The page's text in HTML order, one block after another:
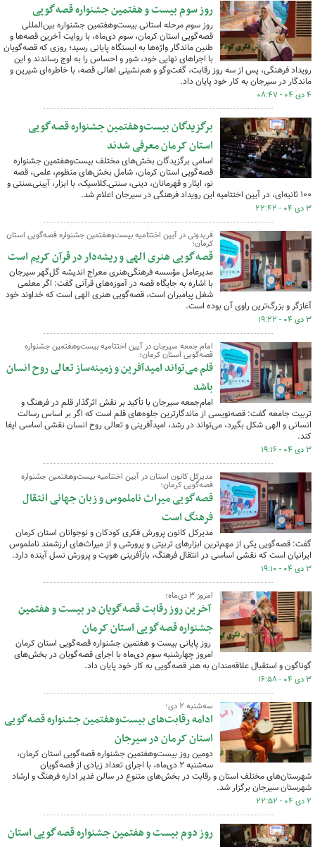
روز سوم بیست و هفتمین جشنواره قصه‌گویی
روز سوم مرحله استانی بیست‌وهفتمین جشنواره بین‌المللی
قصه‌گویی استان کرمان، سوم دی‌ماه، با روایت آخرین قصه‌ها و
طنین ماندگار واژه‌ها به ایستگاه پایانی رسید؛ روزی که قصه‌گویان
با اجراهای نهایی خود، شور و احساس را به اوج رساندند و این
رویداد فرهنگی، پس از سه روز رقابت، گفت‌وگو و هم‌نشینی اهالی قصه، با خاطره‌ای شیرین و
ماندگار در سیرجان به کار خود پایان داد.
۴ دی ۰۴ - ۰۸:۴۷
برگزیدگان بیست‌وهفتمین جشنواره قصه‌گویی
استان کرمان معرفی شدند
اسامی برگزیدگان بخش‌های مختلف بیست‌وهفتمین جشنواره
قصه‌گویی استان کرمان، شامل بخش‌های منظوم، علمی، قصه
نو، ایثار و قهرمانان، دینی، سنتی‌ـ‌کلاسیک، با ابزار، آیینی‌ـ‌سنتی و
۱۰۰ ثانیه‌ای، در آیین اختتامیه این رویداد فرهنگی در سیرجان اعلام شد.
۳ دی ۰۴ - ۲۲:۴۲
فریدونی در آیین اختتامیه بیست‌وهفتمین جشنواره قصه‌گویی استان
کرمان؛
قصه‌گویی هنری الهی و ریشه‌دار در قرآن کریم است
مدیرعامل مؤسسه فرهنگی‌هنری معراج اندیشه گل‌گهر سیرجان
با اشاره به جایگاه قصه در آموزه‌های قرآنی گفت: اگر معلمی
شغل پیامبران است، قصه‌گویی هنری الهی است که خداوند خود
آغازگر و بزرگ‌ترین راوی آن بوده است.
۳ دی ۰۴ - ۱۹:۲۲
امام جمعه سیرجان در آیین اختتامیه بیست‌وهفتمین جشنواره
قصه‌گویی استان کرمان؛
قلم می‌تواند امیدآفرین و زمینه‌ساز تعالی روح انسان
باشد
امام‌جمعه سیرجان با تأکید بر نقش اثرگذار قلم در فرهنگ و
تربیت جامعه گفت: قصه‌نویسی از ماندگارترین جلوه‌های قلم است که اگر بر اساس رسالت
انسانی و الهی شکل بگیرد، می‌تواند در رشد، امیدآفرینی و تعالی روح انسان نقشی اساسی ایفا
کند.
۳ دی ۰۴ - ۱۹:۱۶
مدیرکل کانون استان در آیین اختتامیه بیست‌وهفتمین جشنواره
قصه‌گویی کرمان؛
قصه‌گویی میراث ناملموس و زبان جهانی انتقال
فرهنگ است
مدیرکل کانون پرورش فکری کودکان و نوجوانان استان کرمان
گفت: قصه‌گویی یکی از مهم‌ترین ابزارهای تربیتی و پرورشی و از میراث‌های ارزشمند ناملموس
ایرانیان است که نقشی اساسی در انتقال فرهنگ، بازآفرینی هویت و پرورش نسل آینده دارد.
۳ دی ۰۴ - ۱۹:۱۰
امروز ۳ دی‌ماه؛
آخرین روز رقابت قصه‌گویان در بیست و هفتمین
جشنواره قصه‌گویی استان کرمان
روز پایانی بیست و هفتمین جشنواره قصه‌گویی استان کرمان
امروز چهارشنبه سوم دی‌ماه با اجرای قصه‌گویان در بخش‌های
گوناگون و استقبال علاقه‌مندان به هنر قصه‌گویی به کار خود پایان داد.
۳ دی ۰۴ - ۱۶:۵۸
سه‌شنبه ۲ دی؛
ادامه رقابت‌های بیست‌وهفتمین جشنواره قصه‌گویی
استان کرمان در سیرجان
دومین روز بیست‌وهفتمین جشنواره قصه‌گویی استان کرمان،
سه‌شنبه ۲ دی‌ماه، با اجرای تعداد زیادی از قصه‌گویان
شهرستان‌های مختلف استان و رقابت در بخش‌های متنوع در سالن غدیر اداره فرهنگ و ارشاد
شهرستان سیرجان برگزار شد.
۲ دی ۰۴ - ۲۲:۵۲
روز دوم بیست و هفتمین جشنواره قصه‌گویی استان